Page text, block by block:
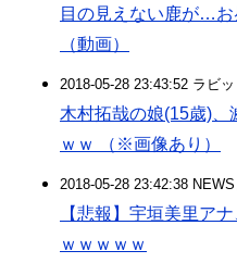
目の見えない鹿が…お
（動画）
2018-05-28 23:43:52 ラビ
木村拓哉の娘(15歳)、
ｗｗ （※画像あり）
2018-05-28 23:42:38
【悲報】宇垣美里ア
ｗｗｗｗｗ